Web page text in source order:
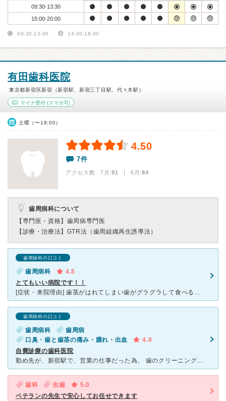
09:30-13:30
15:00-20:00
09:30-13:00 14:00-18:00
有田歯科医院
東京都新宿区新宿（新宿駅、新宿三丁目駅、代々木駅）
マイナ受付 (スマホ可)
土曜（〜18:00）
4.50
7件
アクセス数 7月:91 | 6月:84
歯周病科について
【専門医・資格】 歯周病専門医
【診療・治療法】 GTR法（歯周組織再生誘導法）
歯周病科の口コミ
歯周病科
4.5
とてもいい病院です！！
[症状・来院理由] 歯茎がはれてしまい歯がグラグラして食べると痛みがあったので行きました。 [医師の診断・治療法] 歯周病が進行しているとのことで抜歯をしてもらいました。 [感想・費用・待ち時
歯周病科の口コミ
歯周病科
歯周病
口臭・歯と歯茎の痛み・腫れ・出血
4.0
自費診療の歯科医院
勤め先が、新宿駅で、営業の仕事だった為、 歯のクリーニングに定期的にかかってます。 歯の治療も、クリーニングも全て自費診療で、完全予約制です。 もともと歯周病がひどく、歯茎の痛み
歯科 虫歯
5.0
ベテランの先生で安心してお任せできます